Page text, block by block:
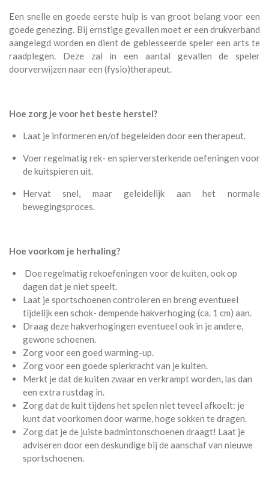
Een snelle en goede eerste hulp is van groot belang voor een
goede genezing. Bij ernstige gevallen moet er een drukverband
aangelegd worden en dient de geblesseerde speler een arts te
raadplegen. Deze zal in een aantal gevallen de speler
doorverwijzen naar een (fysio)therapeut.
Hoe zorg je voor het beste herstel?
Laat je informeren en/of begeleiden door een therapeut.
Voer regelmatig rek- en spierversterkende oefeningen voor
de kuitspieren uit.
Hervat snel, maar geleidelijk aan het normale
bewegingsproces.
Hoe voorkom je herhaling?
Doe regelmatig rekoefeningen voor de kuiten, ook op
dagen dat je niet speelt.
Laat je sportschoenen controleren en breng eventueel
tijdelijk een schok- dempende hakverhoging (ca. 1 cm) aan.
Draag deze hakverhogingen eventueel ook in je andere,
gewone schoenen.
Zorg voor een goed warming-up.
Zorg voor een goede spierkracht van je kuiten.
Merkt je dat de kuiten zwaar en verkrampt worden, las dan
een extra rustdag in.
Zorg dat de kuit tijdens het spelen niet teveel afkoelt: je
kunt dat voorkomen door warme, hoge sokken te dragen.
Zorg dat je de juiste badmintonschoenen draagt! Laat je
adviseren door een deskundige bij de aanschaf van nieuwe
sportschoenen.